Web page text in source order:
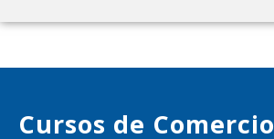
Cursos de Comercio